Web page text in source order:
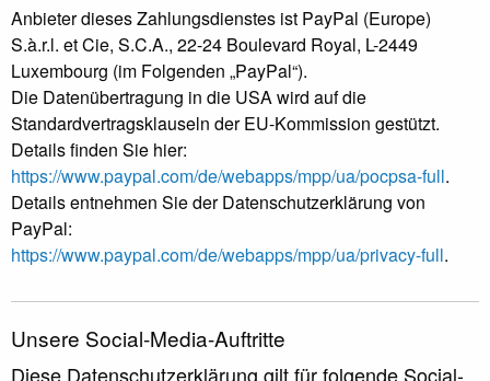
Anbieter dieses Zahlungsdienstes ist PayPal (Europe)
S.à.r.l. et Cie, S.C.A., 22-24 Boulevard Royal, L-2449
Luxembourg (im Folgenden „PayPal“).
Die Datenübertragung in die USA wird auf die
Standardvertragsklauseln der EU-Kommission gestützt.
Details finden Sie hier:
https://www.paypal.com/de/webapps/mpp/ua/pocpsa-full.
Details entnehmen Sie der Datenschutzerklärung von
PayPal:
https://www.paypal.com/de/webapps/mpp/ua/privacy-full.
Unsere Social-Media-Auftritte
Diese Datenschutzerklärung gilt für folgende Social-